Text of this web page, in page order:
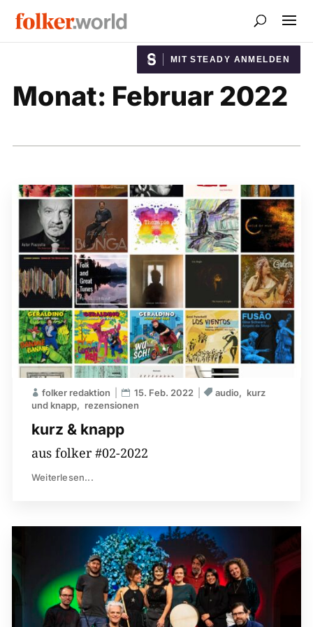
MIT STEADY ANMELDEN
Monat: Februar 2022
kurz & knapp
folker redaktion 15. Feb. 2022 audio
kurz
und knapp
rezensionen
aus folker #02-2022
Weiterlesen...